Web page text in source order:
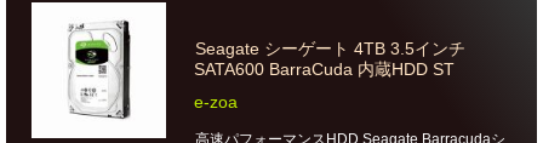
Seagate シーゲート 4TB 3.5インチ
SATA600 BarraCuda 内蔵HDD ST
e-zoa
高速パフォーマンスHDD Seagate Barracudaシ